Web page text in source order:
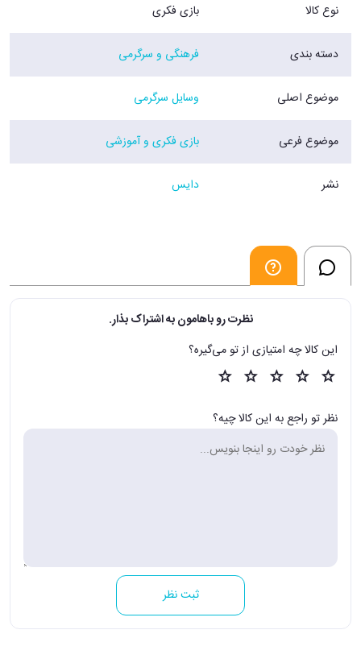
خلاصه روش بازی
مقامات در حال توطئه برای تضعیف دموکراسی هستند! آن‌ها باید اسناد و
مشکوک شده‌اند. آیا خبرنگاران جسور می‌توانند قبل از دیر شدن فساد را افشا
نوع کالا بازی فکری
دسته بندی فرهنگی و سرگرمی
موضوع اصلی وسایل سرگرمی
موضوع فرعی بازی فکری و آموزشی
نشر دایس
نظرت رو باهامون به اشتراک بذار.
این کالا چه امتیازی از تو می‌گیره؟
نظر تو راجع به این کالا چیه؟
ثبت نظر